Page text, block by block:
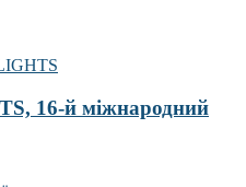
16-й міжнародний